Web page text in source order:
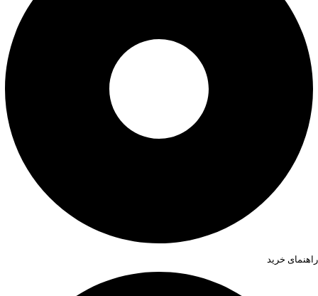
راهنمای خرید